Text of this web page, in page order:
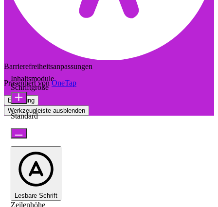
Barrierefreiheitsanpassungen
Präsentiert vonOneTap
Erklärung
Werkzeugleiste ausblenden
Inhaltsmodule
Schriftgröße
Standard
Lesbare Schrift
Zeilenhöhe